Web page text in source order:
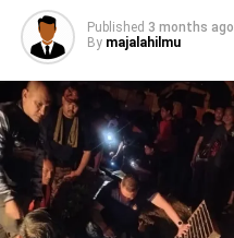
Published 3 months ago
By majalahilmu